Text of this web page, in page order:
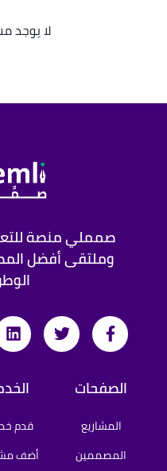
لا يوجد
صمملي منصة
وملتقى أفضل
الصفحات
المشاريع
المصممين
قدم
أضف